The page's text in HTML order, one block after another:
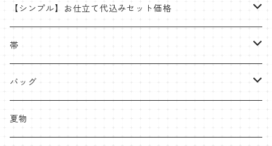
ゴブラン織名古屋帯
半巾帯
着物
羽織
【シンプル】お仕立て代込みセット価格
着物
片貝木綿
紬
帯
八寸名古屋
帯
名古屋帯・京袋帯
ミンサー
半幅帯
バッグ
受注生産やOEMも承ります
夏物